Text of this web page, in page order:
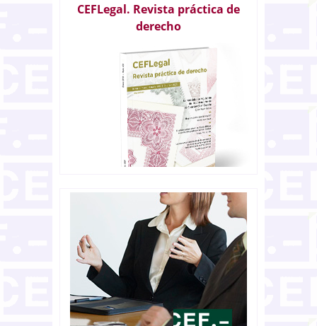
CEFLegal. Revista práctica de
derecho